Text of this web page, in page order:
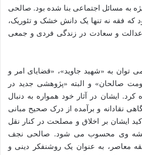
به مسائل اجتماعی بنا شده بود. صالحی
که فقه نه تنها یک دانش خشک و تئوریک،
عدالت و سعادت در زندگی فردی و جمعی
توان به «شهید جاوید»، «قضایای امر و
صالحان» و البته «پژوهشی جدید در
ایشان در آثار خود همواره به دنبال
نقادانه و برآمده از درک صحیح مبانی
ایشان بر اخلاق و مصلحت در کنار نقل
وی محسوب می شود. صالحی نجف
معاصر، به عنوان یک روشنفکر دینی و